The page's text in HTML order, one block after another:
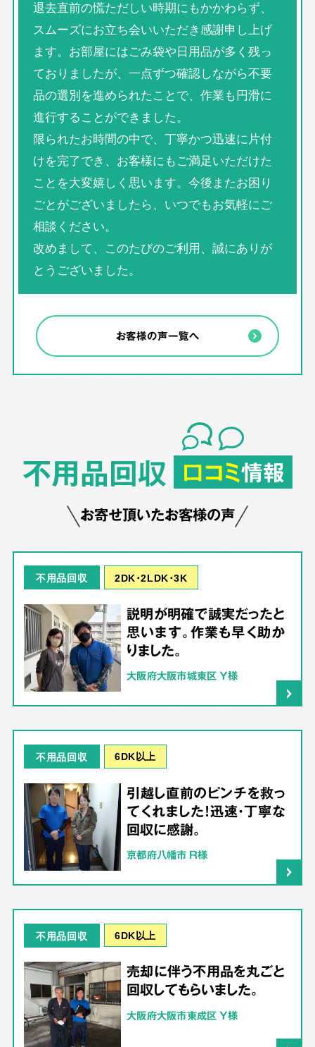
退去直前の慌ただしい時期にもかかわらず、
スムーズにお立ち会いいただき感謝申し上げ
ます。お部屋にはごみ袋や日用品が多く残っ
ておりましたが、一点ずつ確認しながら不要
品の選別を進められたことで、作業も円滑に
進行することができました。
限られたお時間の中で、丁寧かつ迅速に片付
けを完了でき、お客様にもご満足いただけた
ことを大変嬉しく思います。今後またお困り
ごとがございましたら、いつでもお気軽にご
相談ください。
改めまして、このたびのご利用、誠にありが
とうございました。
お客様の声一覧へ
不用品回収 口コミ情報
お寄せ頂いたお客様の声
不用品回収 2DK･2LDK･3K
説明が明確で誠実だったと
思います。作業も早く助か
りました。
大阪府大阪市城東区 Y様
不用品回収 6DK以上
引越し直前のピンチを救っ
てくれました！迅速・丁寧な
回収に感謝。
京都府八幡市 R様
不用品回収 6DK以上
売却に伴う不用品を丸ごと
回収してもらいました。
大阪府大阪市東成区 Y様